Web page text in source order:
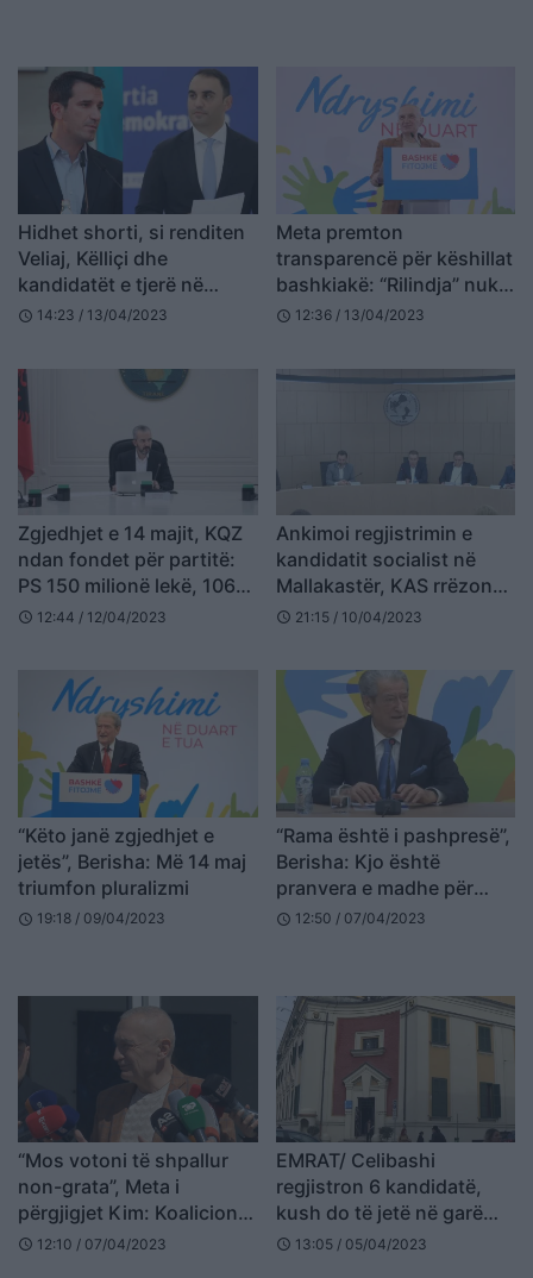
Hidhet shorti, si renditen
Veliaj, Këlliçi dhe
kandidatët e tjerë në
fletën e votimit
schedule 14:23 / 13/04/2023
Meta premton
transparencë për këshillat
bashkiakë: “Rilindja” nuk
bëri kurrë një mbledhje të
schedule 12:36 / 13/04/2023
Zgjedhjet e 14 majit, KQZ
ndan fondet për partitë:
PS 150 milionë lekë, 106
milionë për Alibeajn
schedule 12:44 / 12/04/2023
Ankimoi regjistrimin e
kandidatit socialist në
Mallakastër, KAS rrëzon
kërkesën e PD
schedule 21:15 / 10/04/2023
“Këto janë zgjedhjet e
jetës”, Berisha: Më 14 maj
triumfon pluralizmi
schedule 19:18 / 09/04/2023
“Rama është i pashpresë”,
Berisha: Kjo është
pranvera e madhe për
shqiptarët, pushteti po
schedule 12:50 / 07/04/2023
“Mos votoni të shpallur
non-grata”, Meta i
përgjigjet Kim: Koalicioni
ynë do të sjellë
schedule 12:10 / 07/04/2023
EMRAT/ Celibashi
regjistron 6 kandidatë,
kush do të jetë në garë
për bashkinë e Tiranës
schedule 13:05 / 05/04/2023